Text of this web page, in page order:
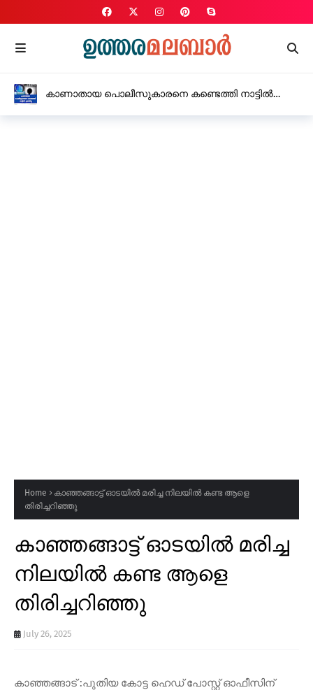
കാണാതായ പൊലീസുകാരനെ കണ്ടെത്തി നാട്ടിൽ
Home
കാഞ്ഞങ്ങാട്ട് ഓടയിൽ മരിച്ച നിലയിൽ കണ്ട ആളെ
തിരിച്ചറിഞ്ഞു
കാഞ്ഞങ്ങാട്ട് ഓടയിൽ മരിച്ച
നിലയിൽ കണ്ട ആളെ
തിരിച്ചറിഞ്ഞു
July 26, 2025
കാഞ്ഞങ്ങാട് :പുതിയ കോട്ട ഹെഡ് പോസ്റ്റ് ഓഫീസിന്